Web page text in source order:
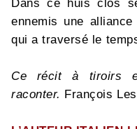
Dans ce huis clos
ennemis une
qui a traversé le
Ce récit à tiroirs
raconter. François